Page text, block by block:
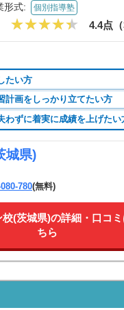
形式: 個別指導塾
4.4点（
たい方
計画をしっかり立てたい方
わずに着実に成績を上げたい
城県)
780(無料)
(茨城県)の詳細・口コミ
ちら